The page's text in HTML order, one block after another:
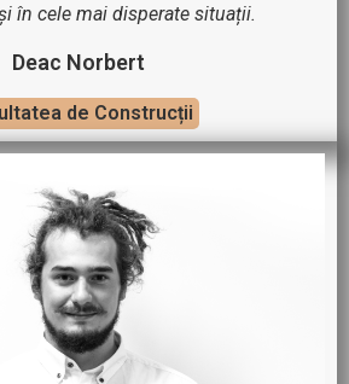
în cele mai disperate situații.
Deac Norbert
de Construcții